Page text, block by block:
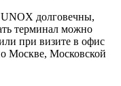
долговечны,
терминал можно
при визите в офис
Москве, Московской